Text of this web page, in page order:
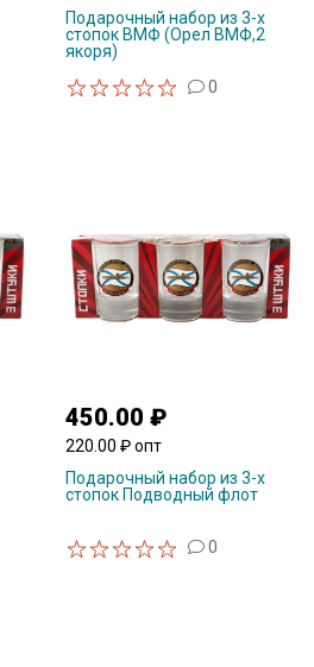
Подарочный набор из 3-х
стопок ВМФ (Орел ВМФ,2
якоря)
0
450.00 ₽
220.00 ₽ опт
Подарочный набор из 3-х
стопок Подводный флот
0